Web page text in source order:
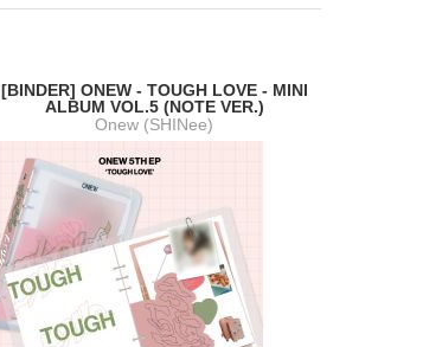
[BINDER] ONEW - TOUGH LOVE - MINI
ALBUM VOL.5 (NOTE VER.)
Onew (SHINee)